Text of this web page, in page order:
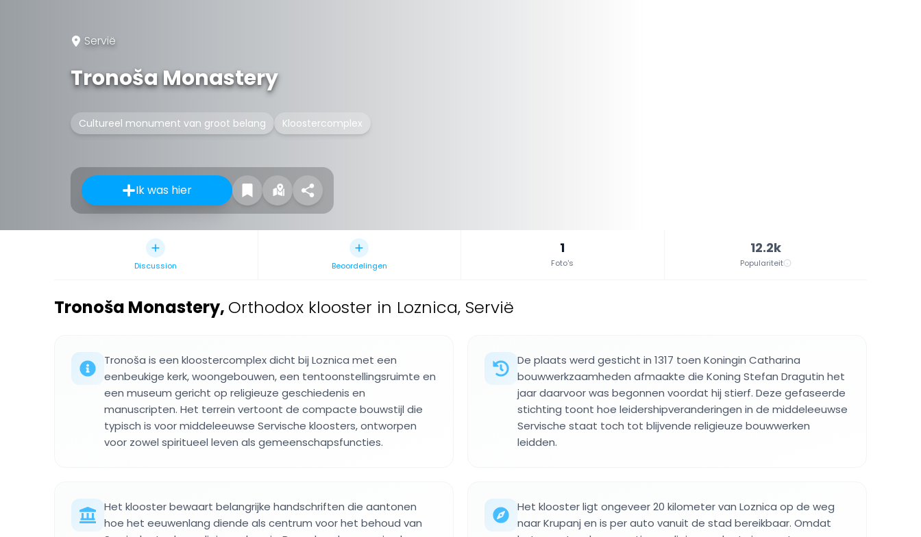
Servië
Tronoša Monastery
Cultureel monument van groot belang Kloostercomplex
Ik was hier
Discussion Beoordelingen
1
Foto's
12.2k
Populariteit
Tronoša Monastery, Orthodox klooster in Loznica, Servië
Tronoša is een kloostercomplex dicht bij Loznica met een
eenbeukige kerk, woongebouwen, een tentoonstellingsruimte en
een museum gericht op religieuze geschiedenis en
manuscripten. Het terrein vertoont de compacte bouwstijl die
typisch is voor middeleeuwse Servische kloosters, ontworpen
voor zowel spiritueel leven als gemeenschapsfuncties.
De plaats werd gesticht in 1317 toen Koningin Catharina
bouwwerkzaamheden afmaakte die Koning Stefan Dragutin het
jaar daarvoor was begonnen voordat hij stierf. Deze gefaseerde
stichting toont hoe leidershipveranderingen in de middeleeuwse
Servische staat toch tot blijvende religieuze bouwwerken
leidden.
Het klooster bewaart belangrijke handschriften die aantonen
hoe het eeuwenlang diende als centrum voor het behoud van
Het klooster ligt ongeveer 20 kilometer van Loznica op de weg
naar Krupanj en is per auto vanuit de stad bereikbaar. Omdat